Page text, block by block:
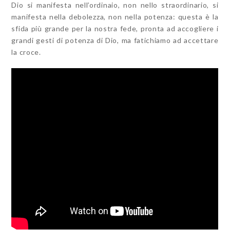
Dio si manifesta nell’ordinaio, non nello straordinario, si
manifesta nella debolezza, non nella potenza: questa è la
sfida più grande per la nostra fede, pronta ad accogliere i
grandi gesti di potenza di Dio, ma fatichiamo ad accettare
la croce.